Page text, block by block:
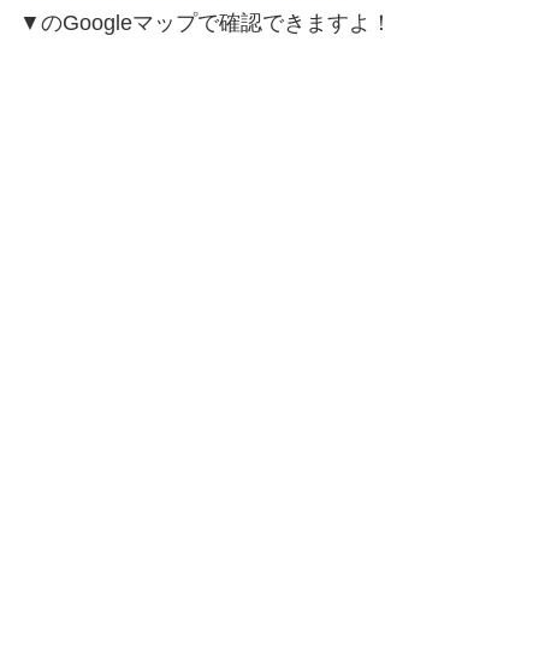
▼のGoogleマップで確認できますよ！